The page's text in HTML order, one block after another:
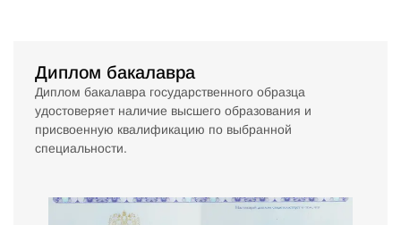
Диплом бакалавра
Диплом бакалавра государственного образца
удостоверяет наличие высшего образования и
присвоенную квалификацию по выбранной
специальности.